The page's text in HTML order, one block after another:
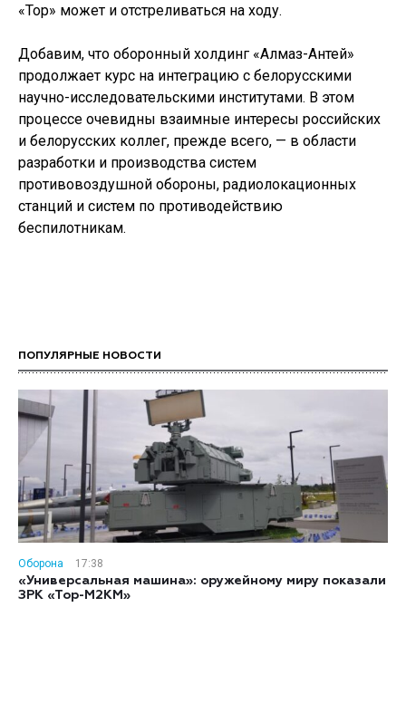
«Тор» может и отстреливаться на ходу.
Добавим, что оборонный холдинг «Алмаз-Антей»
продолжает курс на интеграцию с белорусскими
научно-исследовательскими институтами. В этом
процессе очевидны взаимные интересы российских
и белорусских коллег, прежде всего, — в области
разработки и производства систем
противовоздушной обороны, радиолокационных
станций и систем по противодействию
беспилотникам.
ПОПУЛЯРНЫЕ НОВОСТИ
Оборона
17:38
«Универсальная машина»: оружейному миру показали
ЗРК «Тор-М2КМ»